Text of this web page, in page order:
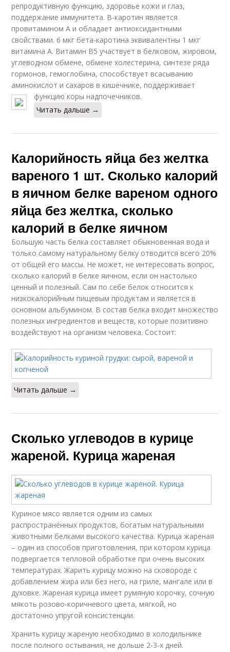
репродуктивную функцию, здоровье кожи и глаз,
поддержание иммунитета. В-каротин является
провитамином А и обладает антиоксидантными
свойствами. 6 мкг бета-каротина эквивалентны 1 мкг
витамина А. Витамин В5 участвует в белковом, жировом,
углеводном обмене, обмене холестерина, синтезе ряда
гормонов, гемоглобина, способствует всасыванию
аминокислот и сахаров в кишечнике, поддерживает
функцию коры надпочечников.
Читать дальше →
Калорийность яйца без желтка
вареного 1 шт. Сколько калорий
в яичном белке вареном одного
яйца без желтка, сколько
калорий в белке яичном
Большую часть белка составляет обыкновенная вода и
только самому натуральному белку отводится всего 20%
от общей его массы. Не может, не интересовать вопрос,
сколько калорий в белке яичном, если он настолько
ценный и полезный. Сам по себе белок относится к
низкокалорийным пищевым продуктам и является в
основном альбумином. В состав белка входит множество
полезных ингредиентов и веществ, которые позитивно
воздействуют на организм человека. Состоит:
Читать дальше →
Сколько углеводов в курице
жареной. Курица жареная
Куриное мясо является одним из самых
распространённых продуктов, богатым натуральными
животными белками высокого качества. Курица жареная
– один из способов приготовления, при котором курица
подвергается тепловой обработке при очень высоких
температурах. Жарить курицу можно на сковороде с
добавлением жира или без него, на гриле, мангале или в
духовке. Жареная курица имеет румяную корочку, сочную
мякоть розово-коричневого цвета, мягкой, но
достаточно упругой консистенции.
Хранить курицу жареную необходимо в холодильнике
после полного остывания, не дольше 2-3-х дней.